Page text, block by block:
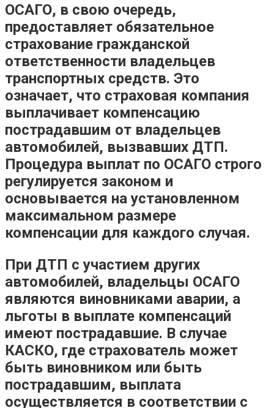
ОСАГО, в свою очередь,
предоставляет обязательное
страхование гражданской
ответственности владельцев
транспортных средств. Это
означает, что страховая компания
выплачивает компенсацию
пострадавшим от владельцев
автомобилей, вызвавших ДТП.
Процедура выплат по ОСАГО строго
регулируется законом и
основывается на установленном
максимальном размере
компенсации для каждого случая.
При ДТП с участием других
автомобилей, владельцы ОСАГО
являются виновниками аварии, а
льготы в выплате компенсаций
имеют пострадавшие. В случае
КАСКО, где страхователь может
быть виновником или быть
пострадавшим, выплата
осуществляется в соответствии с